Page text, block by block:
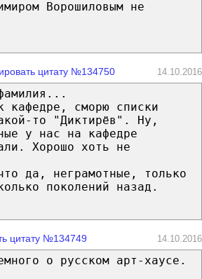
Ворошиловым не
цитату №134750 14.10.2016
кафедре, сморю списки
то "Диктирёв". Ну,
у нас на кафедре
Хорошо хоть не
да, неграмотные, только
поколений назад.
цитату №134749 14.10.2016
о русском арт-хаусе.